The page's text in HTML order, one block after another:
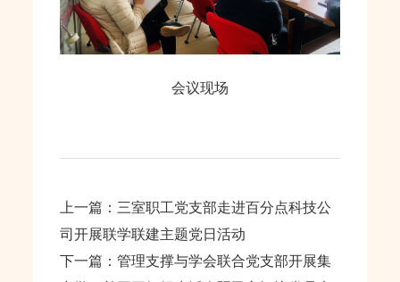
会议现场
上一篇：三室职工党支部走进百分点科技公
司开展联学联建主题党日活动
下一篇：管理支撑与学会联合党支部开展集